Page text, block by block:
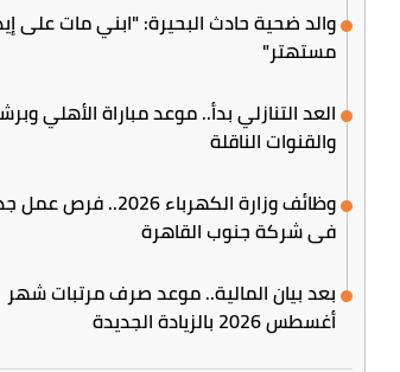
والد ضحية حادث البحيرة: "ابني مات على
مستهتر"
العد التنازلي بدأ.. موعد مباراة الأهلي
والقنوات الناقلة
وظائف وزارة الكهرباء 2026..
في شركة جنوب القاهرة
بعد بيان المالية.. موعد صرف مرتبات شهر
أغسطس 2026 بالزيادة الجديدة